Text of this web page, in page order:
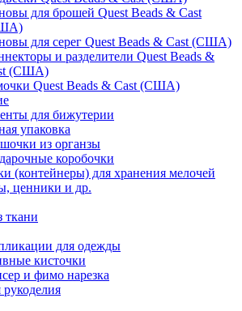
для брошей Quest Beads & Cast
для серег Quest Beads & Cast (США)
и разделители Quest Beads &
(США)
Quest Beads & Cast (США)
для бижутерии
упаковка
из органзы
коробочки
(контейнеры) для хранения мелочей
ценники и др.
ткани
для одежды
кисточки
и фимо нарезка